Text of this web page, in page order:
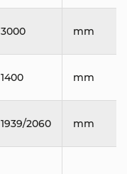
3000 mm
1400 mm
1939/2060 mm